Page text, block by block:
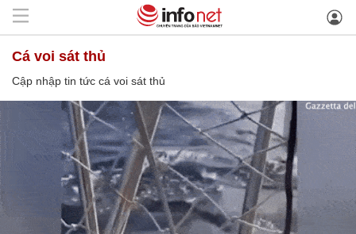
cá voi sát thủ
Cập nhập tin tức cá voi sát thủ